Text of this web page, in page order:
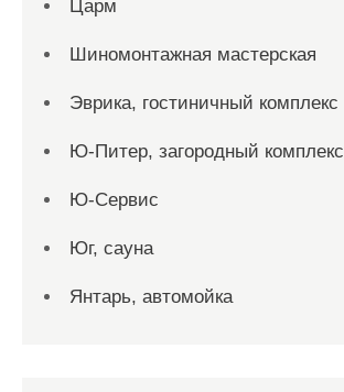
Царм
Шиномонтажная мастерская
Эврика, гостиничный комплекс
Ю-Питер, загородный комплекс
Ю-Сервис
Юг, сауна
Янтарь, автомойка